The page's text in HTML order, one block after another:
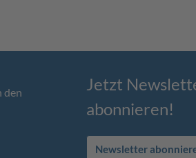
den
Jetzt
abonnieren!
Newsletter